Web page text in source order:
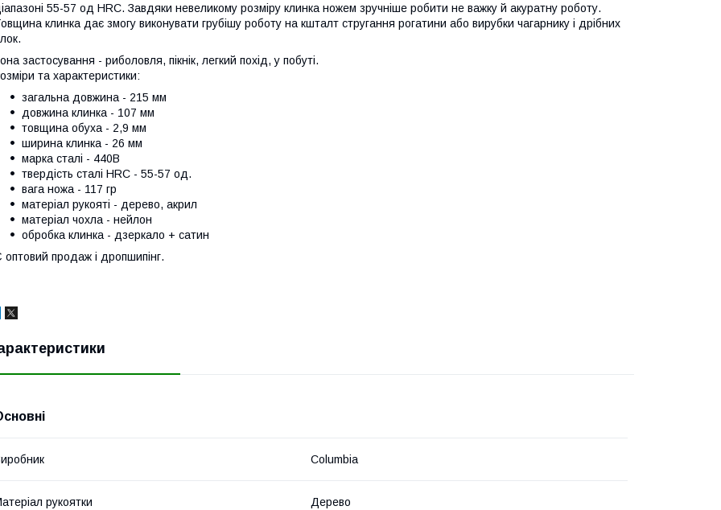
55-57 од HRC. Завдяки невеликому розміру клинка ножем зручніше робити не важку й акуратну роботу.
клинка дає змогу виконувати грубішу роботу на кшталт стругання рогатини або вирубки чагарнику і дрібних
застосування - риболовля, пікнік, легкий похід, у побуті.
та характеристики:
загальна довжина - 215 мм
довжина клинка - 107 мм
товщина обуха - 2,9 мм
ширина клинка - 26 мм
марка сталі - 440B
твердість сталі HRC - 55-57 од.
вага ножа - 117 гр
матеріал рукояті - дерево, акрил
матеріал чохла - нейлон
обробка клинка - дзеркало + сатин
оптовий продаж і дропшипінг.
Columbia
рукоятки Дерево